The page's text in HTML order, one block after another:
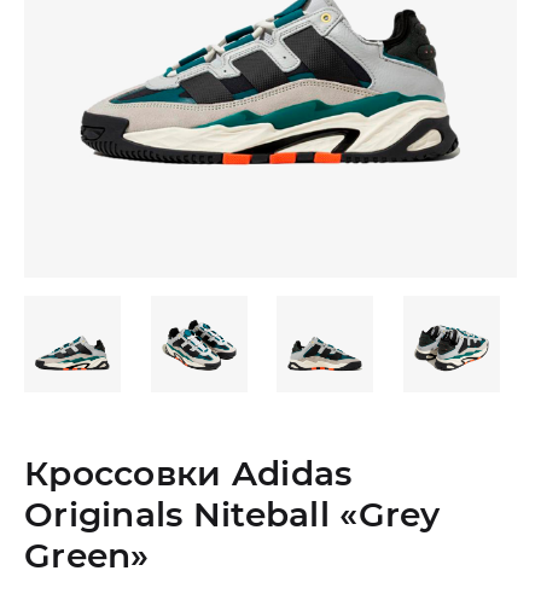
Кроссовки Adidas
Originals Niteball «Grey
Green»